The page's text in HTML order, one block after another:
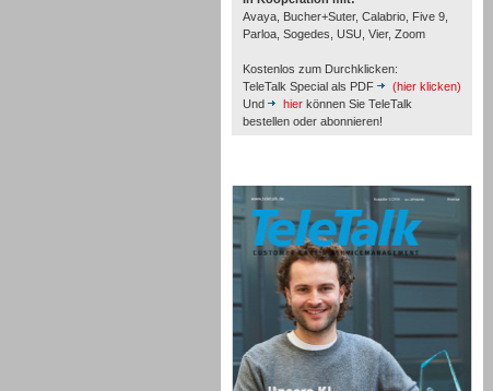
Avaya, Bucher+Suter, Calabrio, Five 9,
Parloa, Sogedes, USU, Vier, Zoom
Kostenlos zum Durchklicken:
TeleTalk Special als PDF
(hier klicken)
Und
hier können Sie TeleTalk
bestellen oder abonnieren!
Inbound